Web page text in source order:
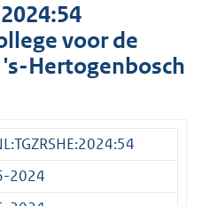
voor de
Hertogenbosch
2024